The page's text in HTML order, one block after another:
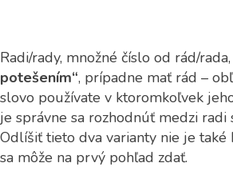
Radi/rady, množné číslo od rád/
potešením“, prípadne mať rád –
slovo používate v ktoromkoľvek
je správne sa rozhodnúť medzi radi
Odlíšiť tieto dva varianty nie je také
sa môže na prvý pohľad zdať.